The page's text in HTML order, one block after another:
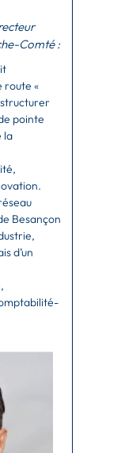
Comté :
route «
structurer
pointe
la
Besançon
d’un